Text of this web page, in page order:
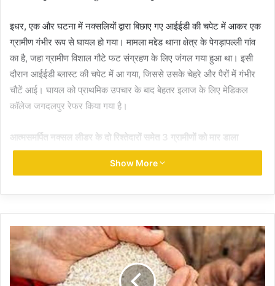
इधर, एक और घटना में नक्सलियों द्वारा बिछाए गए आईईडी की चपेट में आकर एक
ग्रामीण गंभीर रूप से घायल हो गया। मामला मद्देड थाना क्षेत्र के पेगड़ापल्ली गांव
का है, जहा ग्रामीण विशाल गौटे फट संग्रहण के लिए जंगल गया हुआ था। इसी
दौरान आईईडी ब्लास्ट की चपेट में आ गया, जिससे उसके चेहरे और पैरों में गंभीर
चौटें आई। घायल को प्राथमिक उपचार के बाद बेहतर इलाज के लिए मेडिकल
कॉलेज जगदलपुर रेफर किया गया है।
आत्मसमर्पित नक्सल लीडर के दो रिश्तेदारों समेत 3 ग्रामीणों को मार डाला
वहीं 11 जून को बीजापुर जिले से नक्सलियों की कायराना करतूत की एक बड़ी खबर
जानकारी के अनुसार, बीजापुर के पेददाकोरमा गांव मैं एक छात्र समेत 3 लोगों की
नक्सलियों ने हत्या कर दी। मृतकों के नाम जींगु मोडियम, सोमा मोडियम और अनिल
माड़वी बताए गए। इनके अलावा नक्सलियों ने 7 ग्रामीणों के साथ बेरहमी पूर्वक
मारपीट भी की थी, और उनको घायल अवस्था में छोड़ दिया गया। इसके अलावा
Show More